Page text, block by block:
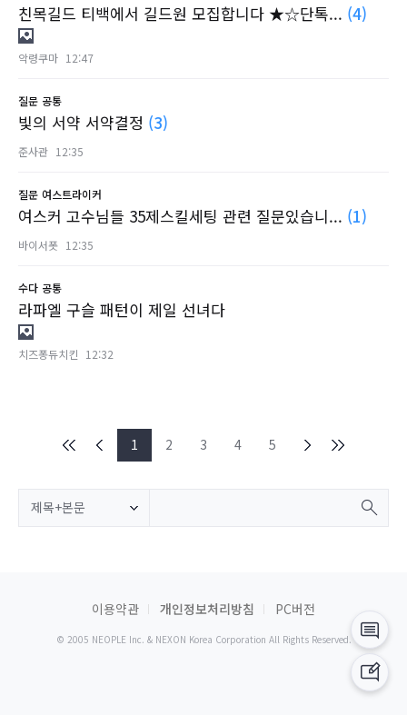
친목길드 티백에서 길드원 모집합니다 ★☆단톡... (4)
악령쿠마 12:47
질문 공통
빛의 서약 서약결정 (3)
준사관 12:35
질문 여스트라이커
여스커 고수님들 35제스킬세팅 관련 질문있습니... (1)
바이서폿 12:35
수다 공통
라파엘 구슬 패턴이 제일 선녀다
치즈퐁듀치킨 12:32
1 2 3 4 5
제목+본문
이용약관 개인정보처리방침 PC버전
© 2005 NEOPLE Inc. & NEXON Korea Corporation All Rights Reserved.